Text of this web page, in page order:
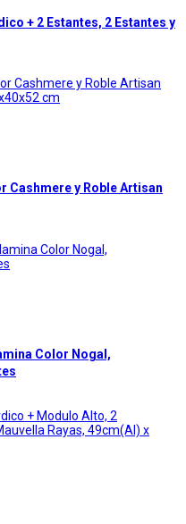
+ 2 Estantes, 2 Estantes y
Cashmere y Roble Artisan
Color Nogal,